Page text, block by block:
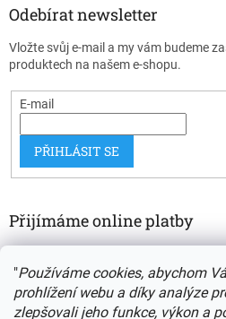
"Používáme cookies, abychom
prohlížení webu a díky analýze
zlepšovali jeho funkce, výkon a
Odebírat newsletter
Vložte svůj e-mail a my vám budeme
produktech na našem e-shopu.
E-mail
PŘIHLÁSIT SE
Přijímáme online platby